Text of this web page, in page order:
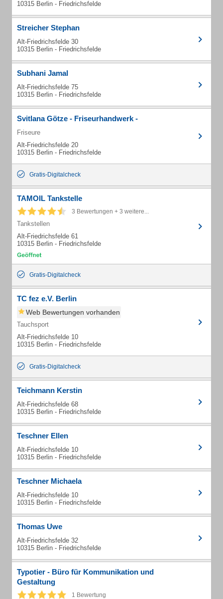
10315 Berlin - Friedrichsfelde
Streicher Stephan
Alt-Friedrichsfelde 30
10315 Berlin - Friedrichsfelde
Subhani Jamal
Alt-Friedrichsfelde 75
10315 Berlin - Friedrichsfelde
Svitlana Götze - Friseurhandwerk -
Friseure
Alt-Friedrichsfelde 20
10315 Berlin - Friedrichsfelde
Gratis-Digitalcheck
TAMOIL Tankstelle
3 Bewertungen + 3 weitere...
Tankstellen
Alt-Friedrichsfelde 61
10315 Berlin - Friedrichsfelde
Gratis-Digitalcheck
TC fez e.V. Berlin
Web Bewertungen vorhanden
Tauchsport
Alt-Friedrichsfelde 10
10315 Berlin - Friedrichsfelde
Gratis-Digitalcheck
Teichmann Kerstin
Alt-Friedrichsfelde 68
10315 Berlin - Friedrichsfelde
Teschner Ellen
Alt-Friedrichsfelde 10
10315 Berlin - Friedrichsfelde
Teschner Michaela
Alt-Friedrichsfelde 10
10315 Berlin - Friedrichsfelde
Thomas Uwe
Alt-Friedrichsfelde 32
10315 Berlin - Friedrichsfelde
Typotier - Büro für Kommunikation und
Gestaltung
1 Bewertung